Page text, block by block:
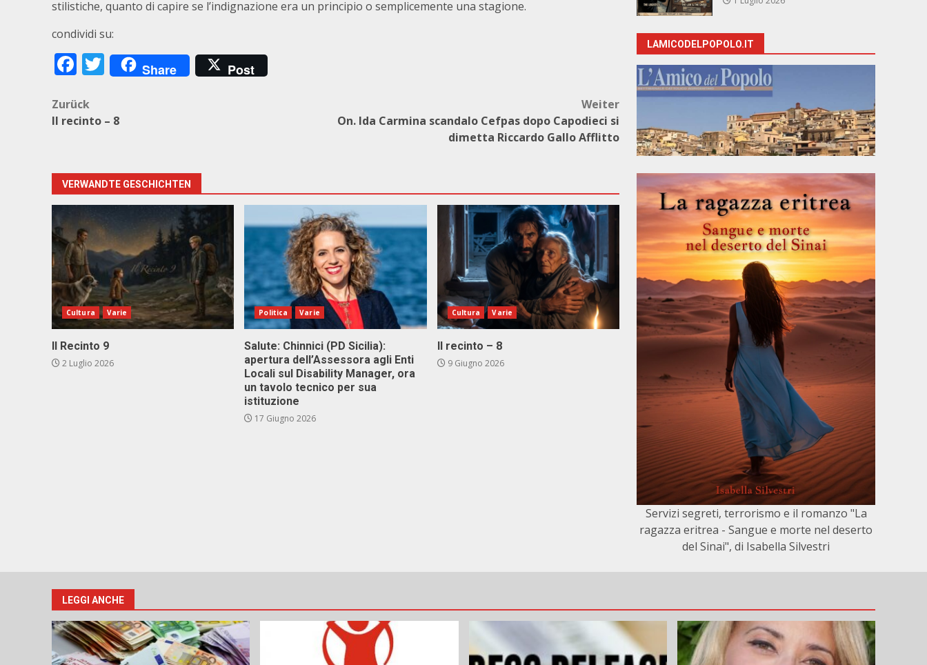
stilistiche, quanto di capire se l’indignazione era un principio o semplicemente una stagione.
condividi su:
Facebook
Twitter
Share Post
Beitragsnavigation
Zurück
Il recinto – 8
Weiter
On. Ida Carmina scandalo Cefpas dopo Capodieci si
dimetta Riccardo Gallo Afflitto
VERWANDTE GESCHICHTEN
Cultura Varie
Il Recinto 9
2 Luglio 2026
Politica Varie
Salute: Chinnici (PD Sicilia):
apertura dell’Assessora agli Enti
Locali sul Disability Manager, ora
un tavolo tecnico per sua
istituzione
17 Giugno 2026
Cultura Varie
Il recinto – 8
9 Giugno 2026
LAMICODELPOPOLO.IT
Servizi segreti, terrorismo e il romanzo "La
ragazza eritrea - Sangue e morte nel deserto
del Sinai", di Isabella Silvestri
LEGGI ANCHE